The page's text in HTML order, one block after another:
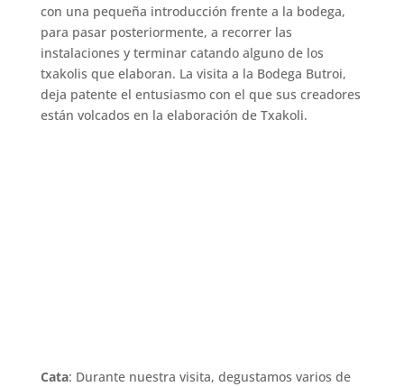
con una pequeña introducción frente a la bodega,
para pasar posteriormente, a recorrer las
instalaciones y terminar catando alguno de los
txakolis que elaboran. La visita a la Bodega Butroi,
deja patente el entusiasmo con el que sus creadores
están volcados en la elaboración de Txakoli.
Cata: Durante nuestra visita, degustamos varios de